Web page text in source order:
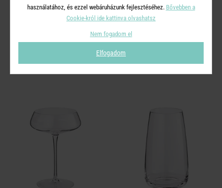
HOT & COLD LE PETITS
használatához, és ezzel webáruházunk fejlesztéséhez. Bővebben a
Cookie-król ide kattinva olvashatsz
Nem fogadom el
Elfogadom